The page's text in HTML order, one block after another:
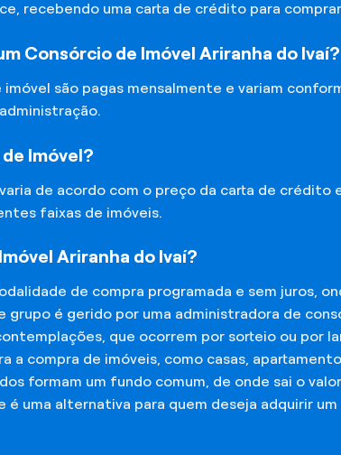
recebendo uma carta de crédito para
Consórcio de Imóvel Ariranha do Ivaí?
são pagas mensalmente e variam
Imóvel?
de acordo com o preço da carta de crédito
faixas de imóveis.
Ariranha do Ivaí?
de compra programada e sem juros,
grupo é gerido por uma administradora de
que ocorrem por sorteio ou por
a compra de imóveis, como casas,
formam um fundo comum, de onde sai o
é uma alternativa para quem deseja adquirir